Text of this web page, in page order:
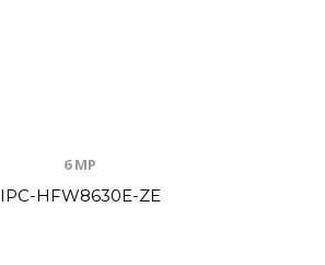
6 MP
IPC-HFW8630E-ZE